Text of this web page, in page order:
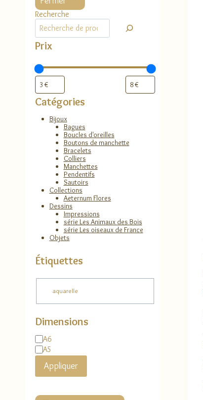
Recherche
Prix
Catégories
Bijoux
Bagues
Boucles d'oreilles
Boutons de manchette
Bracelets
Colliers
Manchettes
Pendentifs
Sautoirs
Collections
Aeternum Flores
Dessins
Impressions
série Les Animaux des Bois
série Les oiseaux de France
Objets
Étiquettes
Étiquette
aquarelle
Dimensions
Dimensions
A6
A5
Appliquer